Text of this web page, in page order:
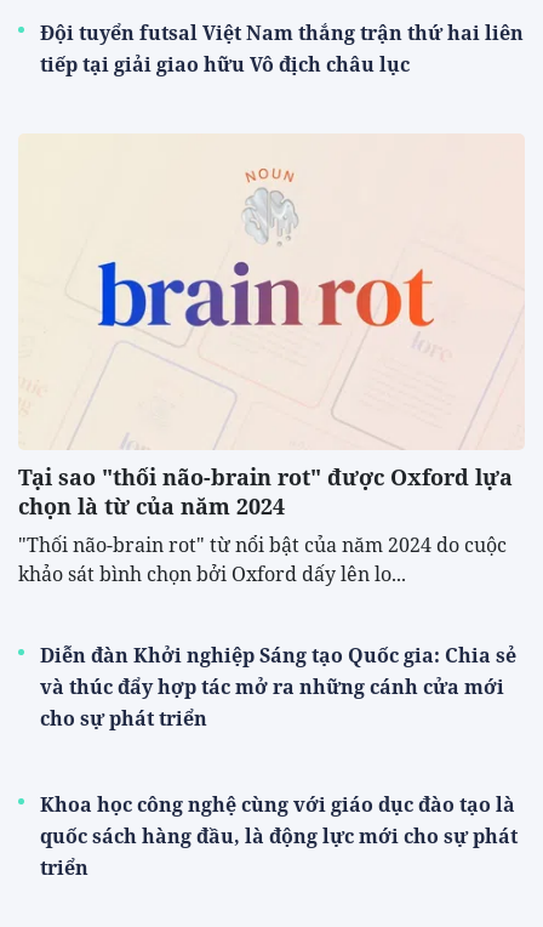
Đội tuyển futsal Việt Nam thắng trận thứ hai liên
tiếp tại giải giao hữu Vô địch châu lục
Tại sao "thối não-brain rot" được Oxford lựa
chọn là từ của năm 2024
"Thối não-brain rot" từ nổi bật của năm 2024 do cuộc
khảo sát bình chọn bởi Oxford dấy lên lo...
Diễn đàn Khởi nghiệp Sáng tạo Quốc gia: Chia sẻ
và thúc đẩy hợp tác mở ra những cánh cửa mới
cho sự phát triển
Khoa học công nghệ cùng với giáo dục đào tạo là
quốc sách hàng đầu, là động lực mới cho sự phát
triển